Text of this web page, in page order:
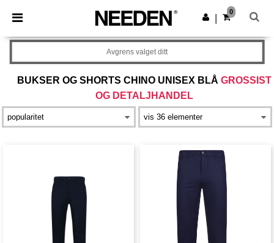
× Needen-app
Bedre priser i appen!
Last ned app
0
BUKSER OG SHORTS CHINO UNISEX BLÅ GROSSIST
OG DETALJHANDEL
Avgrens valget ditt